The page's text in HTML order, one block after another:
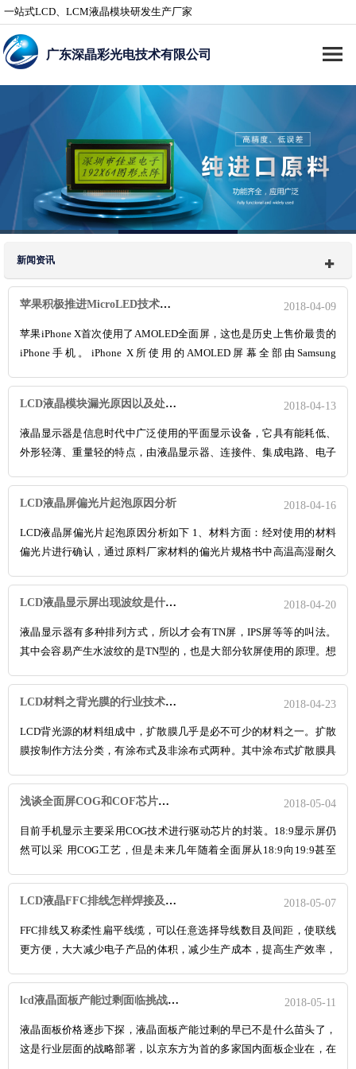
一站式LCD、LCM液晶模块研发生产厂家
广东深晶彩光电技术有限公司
新闻资讯
苹果积极推进MicroLED技术OLED将要淘汰？ 2018-04-09
苹果iPhone X首次使用了AMOLED全面屏，这也是历史上售价最贵的
iPhone手机。iPhone X所使用的AMOLED屏幕全部由Samsung
积极布局Mic
LCD液晶模块漏光原因以及处理方法-深圳佳显LCD液晶厂家 2018-04-13
液晶显示器是信息时代中广泛使用的平面显示设备，它具有能耗低、
外形轻薄、重量轻的特点，由液晶显示器、连接件、集成电路、电子
么原因造成的，是不是正常的呢?漏光到底是什么，其实漏光跟面板
LCD液晶屏偏光片起泡原因分析 2018-04-16
LCD液晶屏偏光片起泡原因分析如下 1、材料方面：经对使用的材料
偏光片进行确认，通过原料厂家材料的偏光片规格书中高温高湿耐久
不良品现象进行观察、分析，并经过对贴片后的
LCD液晶显示屏出现波纹是什么原因 2018-04-20
液晶显示器有多种排列方式，所以才会有TN屏，IPS屏等等的叫法。
其中会容易产生水波纹的是TN型的，也是大部分软屏使用的原理。想
IPS硬屏为什么不容易出现水波纹呢?
LCD材料之背光膜的行业技术分析 2018-04-23
LCD背光源的材料组成中，扩散膜几乎是必不可少的材料之一。扩散
膜按制作方法分类，有涂布式及非涂布式两种。其中涂布式扩散膜具
涂布式卷料扩散膜(简称扩散膜)的生产技术。
浅谈全面屏COG和COF芯片封装技术 2018-05-04
目前手机显示主要采用COG技术进行驱动芯片的封装。18:9显示屏仍
然可以采 用COG工艺，但是未来几年随着全面屏从18:9向19:9甚至
求。 对于全面屏而言，
LCD液晶FFC排线怎样焊接及焊接方案 2018-05-07
FFC排线又称柔性扁平线缆，可以任意选择导线数目及间距，使联线
更方便，大大减少电子产品的体积，减少生产成本，提高生产效率，
1.25mm、1.27mm、1.5mm、2
lcd液晶面板产能过剩面临挑战,友达光电关闭上海厂 2018-05-11
液晶面板价格逐步下探，液晶面板产能过剩的早已不是什么苗头了，
这是行业层面的战略部署，以京东方为首的多家国内面板企业在，在